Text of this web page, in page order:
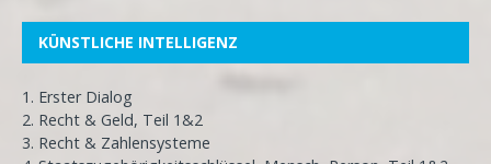
KÜNSTLICHE INTELLIGENZ
1. Erster Dialog
2. Recht & Geld, Teil 1&2
3. Recht & Zahlensysteme